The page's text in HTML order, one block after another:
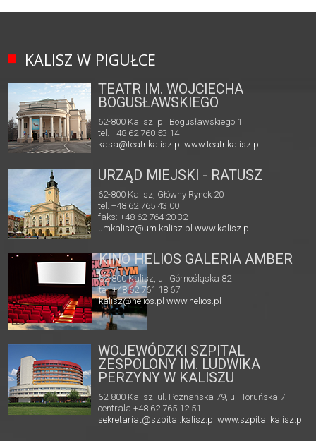
KALISZ W PIGUŁCE
TEATR IM. WOJCIECHA
BOGUSŁAWSKIEGO
62-800 Kalisz, pl. Bogusławskiego 1
tel. +48 62 760 53 14
kasa@teatr.kalisz.pl www.teatr.kalisz.pl
URZĄD MIEJSKI - RATUSZ
62-800 Kalisz, Główny Rynek 20
tel. +48 62 765 43 00
faks: +48 62 764 20 32
umkalisz@um.kalisz.plwww.kalisz.pl
KINO HELIOS GALERIA AMBER
62-800 Kalisz, ul. Górnośląska 82
tel. +48 62 761 18 67
kalisz@helios.pl www.helios.pl
WOJEWÓDZKI SZPITAL
ZESPOLONY IM. LUDWIKA
PERZYNY W KALISZU
62-800 Kalisz, ul. Poznańska 79, ul. Toruńska 7
centrala +48 62 765 12 51
sekretariat@szpital.kalisz.pl www.szpital.kalisz.pl